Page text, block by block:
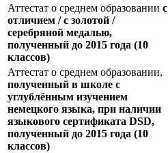
Аттестат о среднем образовании с
отличием / с золотой /
серебряной медалью,
полученный до 2015 года (10
классов)
Аттестат о среднем образовании,
полученный в школе с
углублённым изучением
немецкого языка, при наличии
языкового сертификата DSD,
полученный до 2015 года (10
классов)